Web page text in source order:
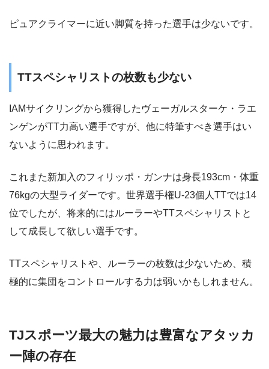
ピュアクライマーに近い脚質を持った選手は少ないです。
TTスペシャリストの枚数も少ない
IAMサイクリングから獲得したヴェーガルスターケ・ラエ
ンゲンがTT力高い選手ですが、他に特筆すべき選手はい
ないように思われます。
これまた新加入のフィリッポ・ガンナは身長193cm・体重
76kgの大型ライダーです。世界選手権U-23個人TTでは14
位でしたが、将来的にはルーラーやTTスペシャリストと
して成長して欲しい選手です。
TTスペシャリストや、ルーラーの枚数は少ないため、積
極的に集団をコントロールする力は弱いかもしれません。
TJスポーツ最大の魅力は豊富なアタッカ
ー陣の存在